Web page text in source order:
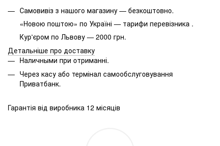
Самовивіз з нашого магазину — безкоштовно.
«Новою поштою» по Україні — тарифи перевізника .
Кур'єром по Львову — 2000 грн.
Детальніше про доставку
Наличными при отриманні.
Через касу або термінал самообслуговування
Приватбанк.
Гарантія від виробника 12 місяців